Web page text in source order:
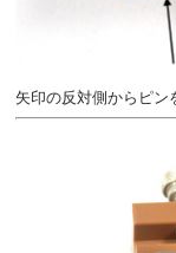
矢印の反対側からピン